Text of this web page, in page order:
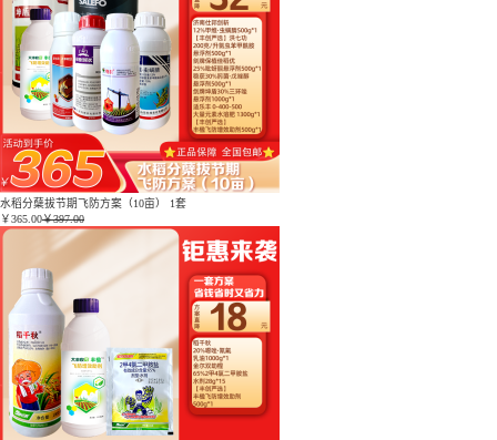
水稻分蘖拔节期飞防方案（10亩） 1套
￥365.00￥397.00